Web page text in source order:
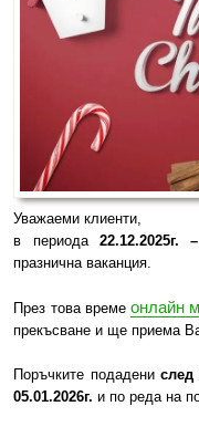
Уважаеми клиенти,
в периода 22.12.2025г.
празнична ваканция.
През това времеонлайн
прекъсване и ще приема
Поръчките подаденислед
05.01.2026г. и по реда на